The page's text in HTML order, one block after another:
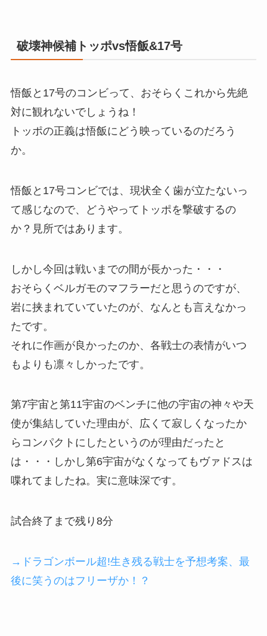
破壊神候補トッポvs悟飯&17号
悟飯と17号のコンビって、おそらくこれから先絶
対に観れないでしょうね！
トッポの正義は悟飯にどう映っているのだろう
か。
悟飯と17号コンビでは、現状全く歯が立たないっ
て感じなので、どうやってトッポを撃破するの
か？見所ではあります。
しかし今回は戦いまでの間が長かった・・・
おそらくベルガモのマフラーだと思うのですが、
岩に挟まれていていたのが、なんとも言えなかっ
たです。
それに作画が良かったのか、各戦士の表情がいつ
もよりも凛々しかったです。
第7宇宙と第11宇宙のベンチに他の宇宙の神々や天
使が集結していた理由が、広くて寂しくなったか
らコンパクトにしたというのが理由だったと
は・・・しかし第6宇宙がなくなってもヴァドスは
喋れてましたね。実に意味深です。
試合終了まで残り8分
→ドラゴンボール超!生き残る戦士を予想考案、最
後に笑うのはフリーザか！？